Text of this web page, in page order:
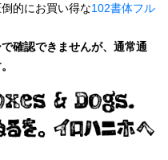
的にお買い得な102書体フル
確認できませんが、通常通